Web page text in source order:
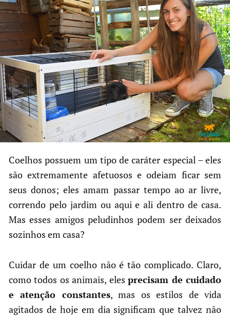
Coelhos possuem um tipo de caráter especial – eles
são extremamente afetuosos e odeiam ficar sem
seus donos; eles amam passar tempo ao ar livre,
correndo pelo jardim ou aqui e ali dentro de casa.
Mas esses amigos peludinhos podem ser deixados
sozinhos em casa?
Cuidar de um coelho não é tão complicado. Claro,
como todos os animais, elesprecisam de cuidado
e atenção constantes, mas os estilos de vida
agitados de hoje em dia significam que talvez não